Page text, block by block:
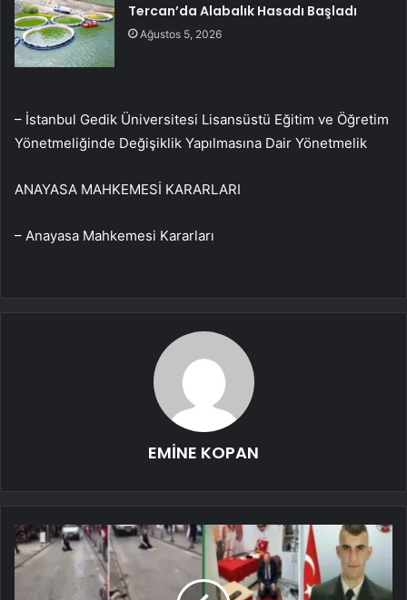
Tercan’da Alabalık Hasadı Başladı
Ağustos 5, 2026
– İstanbul Gedik Üniversitesi Lisansüstü Eğitim ve Öğretim
Yönetmeliğinde Değişiklik Yapılmasına Dair Yönetmelik
ANAYASA MAHKEMESİ KARARLARI
– Anayasa Mahkemesi Kararları
EMİNE KOPAN